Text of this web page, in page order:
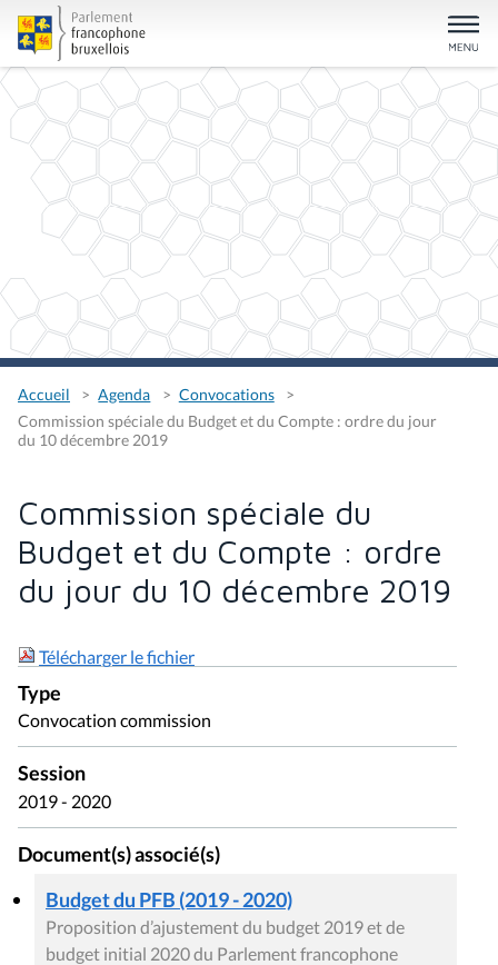
Accueil Agenda
Convocations
Commission spéciale du Budget et du Compte : ordre du jour
du 10 décembre 2019
Commission spéciale du
Budget et du Compte : ordre
du jour du 10 décembre 2019
Télécharger le fichier
Type
Convocation commission
Session
2019 - 2020
Document(s) associé(s)
Budget du PFB (2019 - 2020)
Proposition d’ajustement du budget 2019 et de
budget initial 2020 du Parlement francophone